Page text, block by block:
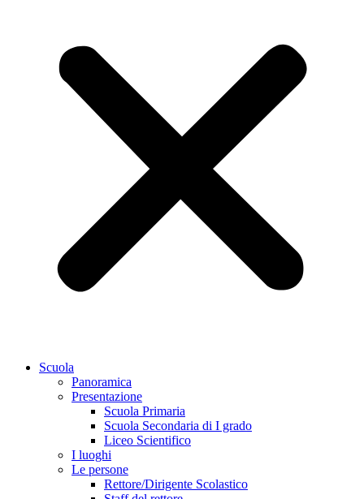
Scuola
Panoramica
Presentazione
Scuola Primaria
Scuola Secondaria di I grado
Liceo Scientifico
I luoghi
Le persone
Rettore/Dirigente Scolastico